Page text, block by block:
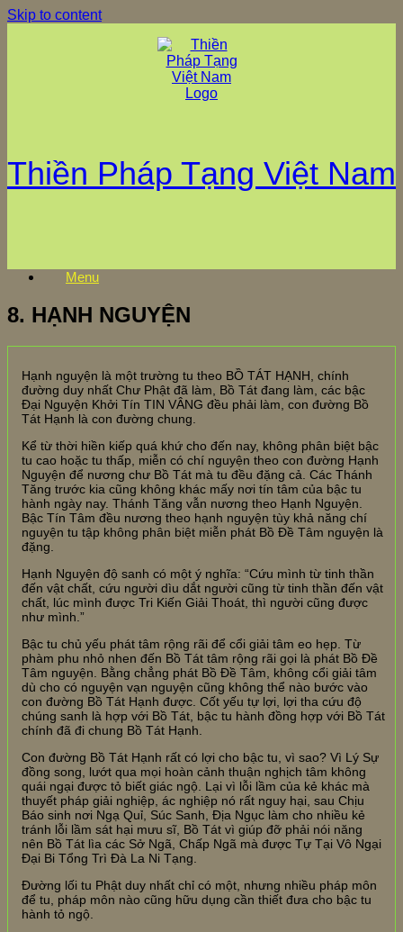
Skip to content
Thiền Pháp Tạng Việt Nam
Menu
8. HẠNH NGUYỆN
Hạnh nguyện là một trường tu theo BỒ TÁT HẠNH, chính
đường duy nhất Chư Phật đã làm, Bồ Tát đang làm, các bậc
Đại Nguyện Khởi Tín TIN VÂNG đều phải làm, con đường Bồ
Tát Hạnh là con đường chung.
Kể từ thời hiền kiếp quá khứ cho đến nay, không phân biệt bậc
tu cao hoặc tu thấp, miễn có chí nguyện theo con đường Hạnh
Nguyện để nương chư Bồ Tát mà tu đều đặng cả. Các Thánh
Tăng trước kia cũng không khác mấy nơi tín tâm của bậc tu
hành ngày nay. Thánh Tăng vẫn nương theo Hạnh Nguyện.
Bậc Tín Tâm đều nương theo hạnh nguyện tùy khả năng chí
nguyện tu tập không phân biệt miễn phát Bồ Đề Tâm nguyện là
đặng.
Hạnh Nguyện độ sanh có một ý nghĩa: “Cứu mình từ tinh thần
đến vật chất, cứu người dìu dắt người cũng từ tinh thần đến vật
chất, lúc mình được Tri Kiến Giải Thoát, thì người cũng được
như mình.”
Bậc tu chủ yếu phát tâm rộng rãi để cổi giải tâm eo hẹp. Từ
phàm phu nhỏ nhen đến Bồ Tát tâm rộng rãi gọi là phát Bồ Đề
Tâm nguyện. Bằng chẳng phát Bồ Đề Tâm, không cổi giải tâm
dù cho có nguyện vạn nguyện cũng không thể nào bước vào
con đường Bồ Tát Hạnh được. Cốt yếu tự lợi, lợi tha cứu độ
chúng sanh là hợp với Bồ Tát, bậc tu hành đồng hợp với Bồ Tát
chính đã đi chung Bồ Tát Hạnh.
Con đường Bồ Tát Hạnh rất có lợi cho bậc tu, vì sao? Vì Lý Sự
đồng song, lướt qua mọi hoàn cảnh thuận nghịch tâm không
quái ngại được tỏ biết giác ngộ. Lại vì lỗi lầm của kẻ khác mà
thuyết pháp giải nghiệp, ác nghiệp nó rất nguy hại, sau Chịu
Báo sinh nơi Ngạ Quỉ, Súc Sanh, Địa Ngục làm cho nhiều kẻ
tránh lỗi lầm sát hại mưu sĩ, Bồ Tát vì giúp đỡ phải nói năng
nên Bồ Tát lìa các Sở Ngã, Chấp Ngã mà được Tự Tại Vô Ngại
Đại Bi Tổng Trì Đà La Ni Tạng.
Đường lối tu Phật duy nhất chỉ có một, nhưng nhiều pháp môn
để tu, pháp môn nào cũng hữu dụng cần thiết đưa cho bậc tu
hành tỏ ngộ.